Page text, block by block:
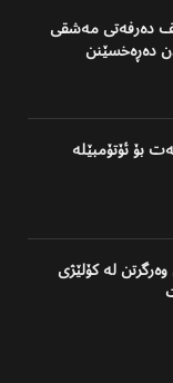
دەرفەتی مەشقی
دەڕەخسێنن
بۆ ئۆتۆمبێلە
لە کۆلێژی